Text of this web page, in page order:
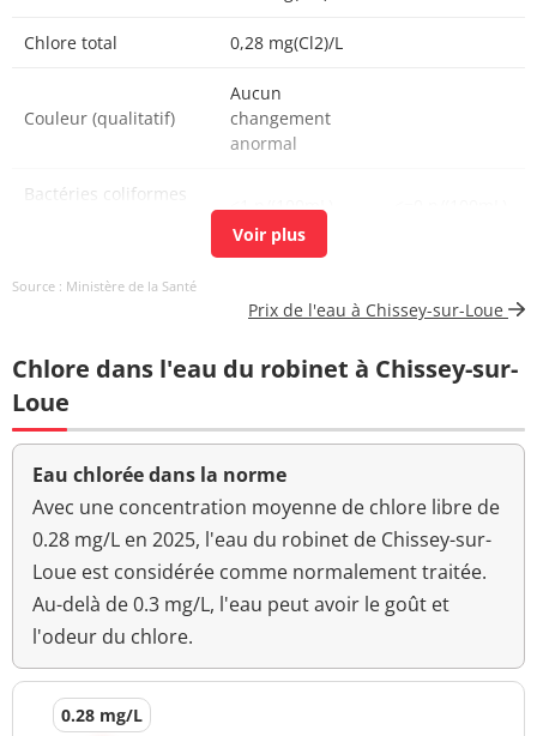
Chlore total 0,28 mg(Cl2)/L
Couleur (qualitatif)
Aucun
changement
anormal
Bactéries coliformes
<1 n/(100mL)
à 22°-68h
à 36°-44h
6 n/mL
Odeur (qualitatif)
Aucun
anormal
pH 7,3 unité pH
>=6,5 et <=9
unité pH
Température de l'eau
Turbidité
néphélométrique NFU
Source : Ministère de la Santé
Prix de l'eau à Chissey-sur-Loue
Chlore dans l'eau du robinet à Chissey-sur-
Loue
Eau chlorée dans la norme
Avec une concentration moyenne de chlore libre de
0.28 mg/L en 2025, l'eau du robinet de Chissey-sur-
Loue est considérée comme normalement traitée.
Au-delà de 0.3 mg/L, l'eau peut avoir le goût et
l'odeur du chlore.
0.28 mg/L